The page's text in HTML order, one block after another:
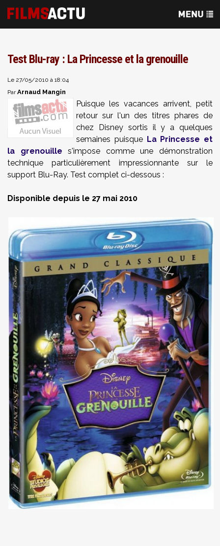
Test Blu-ray : La Princesse et la grenouille
Le 27/05/2010 à 18:04
ParArnaud Mangin
Puisque les vacances arrivent, petit
retour sur l'un des titres phares de
chez Disney sortis il y a quelques
semaines puisque La Princesse et
la grenouille s'impose comme une démonstration
technique particulièrement impressionnante sur le
support Blu-Ray. Test complet ci-dessous :
Disponible depuis le 27 mai 2010